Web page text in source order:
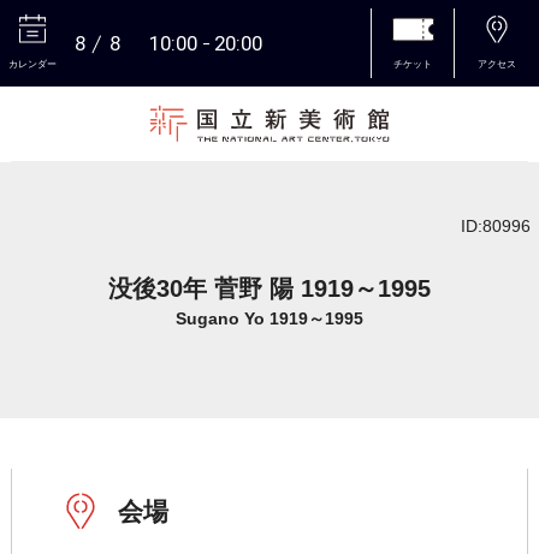
カレンダー
8 8 10:00 20:00
チケット アクセス
ID:80996
没後30年 菅野 陽 1919～1995
Sugano Yo 1919～1995
会場